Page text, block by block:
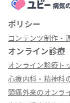
ポリシー
コンテンツ制作・
オンライン診療
オンライン診療ト
心療内科・精神科
頭痛外来のオンラ